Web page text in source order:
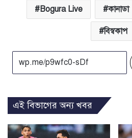
Bogura Live কানাডা
বিস্বকাপ
এই বিভাগের অন্য খবর